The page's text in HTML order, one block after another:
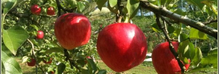
목록
아트
이벤트/축제
모델 코스
목록
Dive! Hiroshima 공식 가이드
관광지・체험
목록